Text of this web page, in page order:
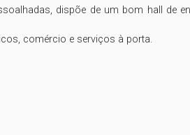
dispõe de um bom hall de
comércio e serviços à porta.